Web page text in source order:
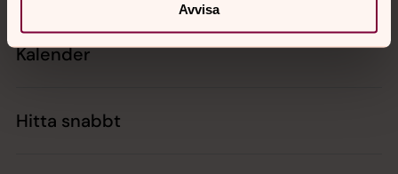
Avvisa
Kalender
Hitta snabbt